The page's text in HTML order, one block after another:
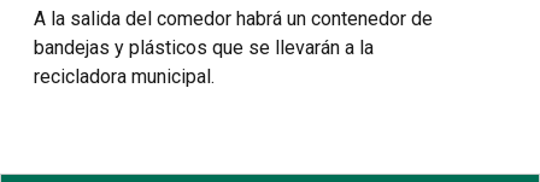
A la salida del comedor habrá un contenedor de
bandejas y plásticos que se llevarán a la
recicladora municipal.